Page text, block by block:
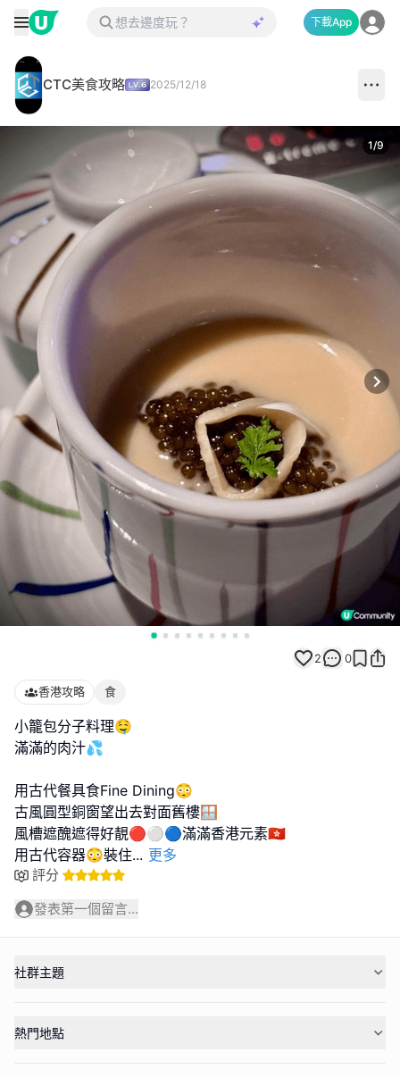
下載App
CTC美食攻略 2025/12/18
1/9
2 0
香港攻略 食
小籠包分子料理🤤
滿滿的肉汁💦
用古代餐具食Fine Dining😳
古風圓型銅窗望出去對面舊樓🪟
風槽遮醜遮得好靚🔴⚪️🔵滿滿香港元素🇭🇰
用古代容器😳裝住... 更多
評分
發表第一個留言...
社群主題
熱門地點